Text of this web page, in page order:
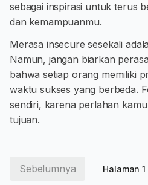
sebagai inspirasi untuk terus
dan kemampuanmu.
Merasa insecure sesekali
Namun, jangan biarkan
bahwa setiap orang memiliki
waktu sukses yang berbeda.
sendiri, karena perlahan
tujuan.
Sebelumnya Halaman